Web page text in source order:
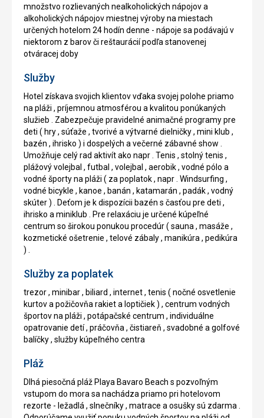
množstvo rozlievaných nealkoholických nápojov a
alkoholických nápojov miestnej výroby na miestach
určených hotelom 24 hodín denne - nápoje sa podávajú v
niektorom z barov či reštaurácií podľa stanovenej
otváracej doby
Služby
Hotel získava svojich klientov vďaka svojej polohe priamo
na pláži , príjemnou atmosférou a kvalitou ponúkaných
služieb . Zabezpečuje pravidelné animačné programy pre
deti ( hry , súťaže , tvorivé a výtvarné dielničky , mini klub ,
bazén , ihrisko ) i dospelých a večerné zábavné show .
Umožňuje celý rad aktivít ako napr . Tenis , stolný tenis ,
plážový volejbal , futbal , volejbal , aerobik , vodné pólo a
vodné športy na pláži ( za poplatok , napr . Windsurfing ,
vodné bicykle , kanoe , banán , katamarán , padák , vodný
skúter ) . Deťom je k dispozícii bazén s časťou pre deti ,
ihrisko a miniklub . Pre relaxáciu je určené kúpeľné
centrum so širokou ponukou procedúr ( sauna , masáže ,
kozmetické ošetrenie , telové zábaly , manikúra , pedikúra
) .
Služby za poplatek
trezor , minibar , biliard , internet , tenis ( nočné osvetlenie
kurtov a požičovňa rakiet a loptičiek ) , centrum vodných
športov na pláži , potápačské centrum , individuálne
opatrovanie detí , práčovňa , čistiareň , svadobné a golfové
balíčky , služby kúpeľného centra
Pláž
Dlhá piesočná pláž Playa Bavaro Beach s pozvoľným
vstupom do mora sa nachádza priamo pri hotelovom
rezorte - ležadlá , slnečníky , matrace a osušky sú zdarma .